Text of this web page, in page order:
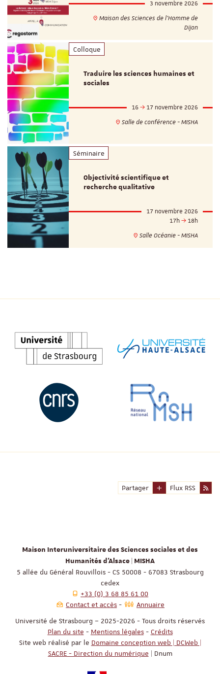
3 novembre 2026
Maison des Sciences de l'Homme de
Dijon
Colloque
Traduire les sciences humaines et
sociales
16
17 novembre 2026
Salle de conférence - MISHA
Séminaire
Objectivité scientifique et
recherche qualitative
17 novembre 2026
17h
18h
Salle Océanie - MISHA
Partager Flux RSS
Maison Interuniversitaire des Sciences sociales et des
Humanités d'Alsace | MISHA
5 allée du Général Rouvillois - CS 50008 - 67083 Strasbourg
cedex
+33 (0) 3 68 85 61 00
Contact et accès
Annuaire
Université de Strasbourg – 2025-2026 - Tous droits réservés
Plan du site - Mentions légales- Crédits
Site web réalisé par le Domaine conception web | DCWeb |
SACRE - Direction du numérique | Dnum